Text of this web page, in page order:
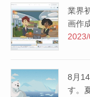
業界
画作
8月
す。